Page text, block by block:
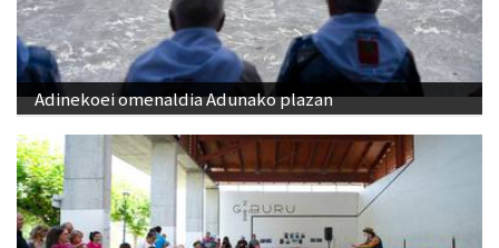
Adinekoei omenaldia Adunako plazan